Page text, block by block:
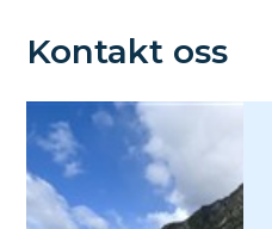
Kontakt oss